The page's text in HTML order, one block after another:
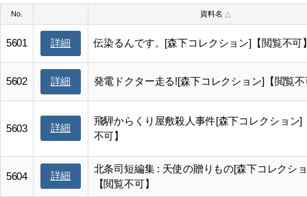
No. 資料名 △
5601 詳細 伝染るんです。[森下コレクション]【閲覧不可
5602 詳細 発電ドクター走る![森下コレクション]【閲覧
5603 詳細
飛騨からくり屋敷殺人事件[森下コレクション]
不可】
5604 詳細
北条司短編集 : 天使の贈りもの[森下コレクシ
【閲覧不可】